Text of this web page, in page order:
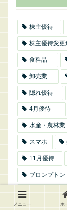
株主優待
株主優待変更
食料品
卸売業
隠れ優待
4月優待
水産・農林業
スマホ
11月優待
ブロンプトン
証券・商品先
メニュー ホ